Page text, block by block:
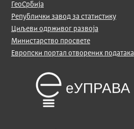
ГеоСрбија
Републички завод за статистику
Циљеви одрживог развоја
Министарство просвете
Европски портал отворених података